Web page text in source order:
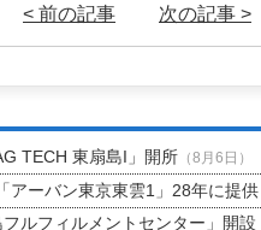
< 前の記事 次の記事 >
TECH 東扇島I」開所（8月6日）
ーバン東京東雲1」28年に提供
ルフィルメントセンター」開設